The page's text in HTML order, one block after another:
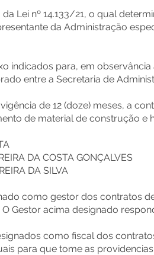
da Lei nº 14.133/21, o qual
da Administração
indicados para, em
entre a Secretaria de
de 12 (doze) meses, a
de material de construção e
DA COSTA GONÇALVES
DA SILVA
como gestor dos contratos
Gestor acima designado
como fiscal dos
para que tome as